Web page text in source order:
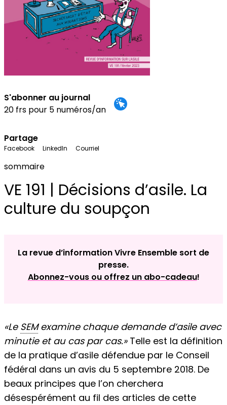
S'abonner au journal
20 frs pour 5 numéros/an
Partage
Facebook LinkedIn Courriel
sommaire
VE 191 | Décisions d’asile. La
culture du soupçon
La revue d’information Vivre Ensemble sort de
presse.
Abonnez-vous ou offrez un abo-cadeau!
«Le SEMexamine chaque demande d’asile avec
minutie et au cas par cas.»Telle est la définition
de la pratique d’asile défendue par le Conseil
fédéral dans un avis du 5 septembre 2018. De
beaux principes que l’on cherchera
désespérément au fil des articles de cette